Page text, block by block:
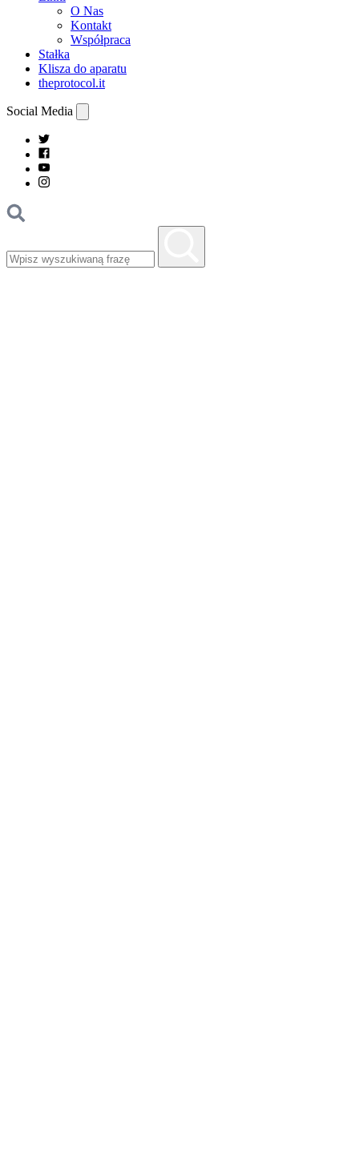
O Nas
Kontakt
Współpraca
Stałka
Klisza do aparatu
theprotocol.it
Social Media